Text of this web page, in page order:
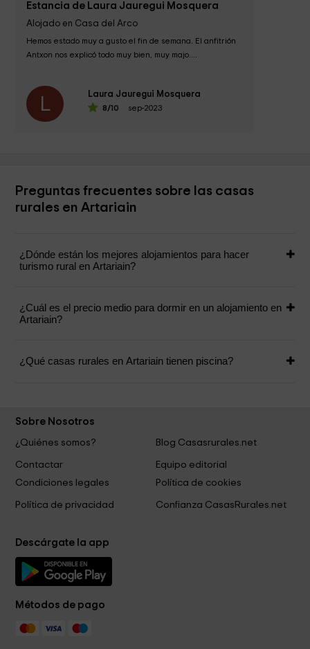
Estancia de Laura Jauregui Mosquera
Alojado en Casa del Arco
Hemos estado muy a gusto el fin de semana. El anfitrión
Antxon nos explicó todo muy bien, muy majo....
L Laura Jauregui Mosquera
8/10 sep-2023
Preguntas frecuentes sobre las casas
rurales en Artariain
¿Dónde están los mejores alojamientos para hacer
turismo rural en Artariain?
¿Cuál es el precio medio para dormir en un alojamiento en
Artariain?
¿Qué casas rurales en Artariain tienen piscina?
Sobre Nosotros
¿Quiénes somos?
Blog Casasrurales.net
Contactar
Equipo editorial
Condiciones legales
Política de cookies
Política de privacidad Confianza CasasRurales.net
Descárgate la app
Métodos de pago